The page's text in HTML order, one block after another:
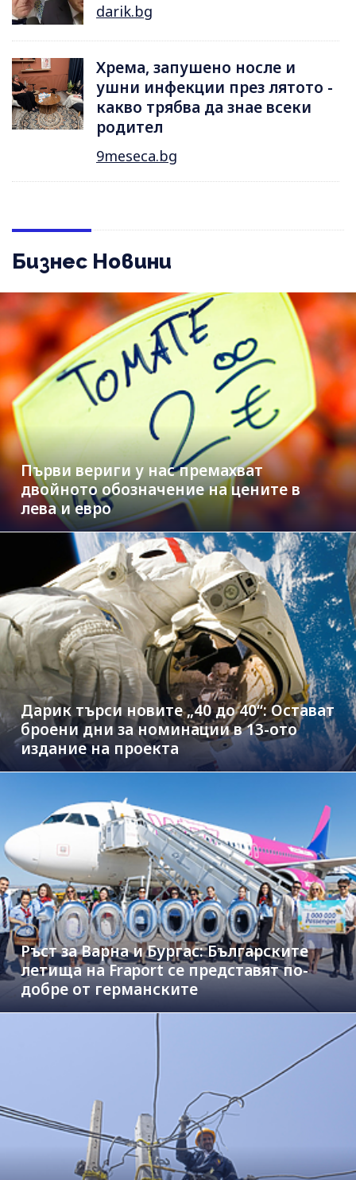
darik.bg
Хрема, запушено носле и
ушни инфекции през лятотo -
какво трябва да знае всеки
родител
9meseca.bg
Бизнес Новини
Първи вериги у нас премахват
двойното обозначение на цените в
лева и евро
Дарик търси новите „40 до 40“: Остават
броени дни за номинации в 13-ото
издание на проекта
Ръст за Варна и Бургас: Българските
летища на Fraport се представят по-
добре от германските